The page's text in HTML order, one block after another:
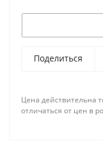
Поделиться
Цена действительна
отличаться от цен в